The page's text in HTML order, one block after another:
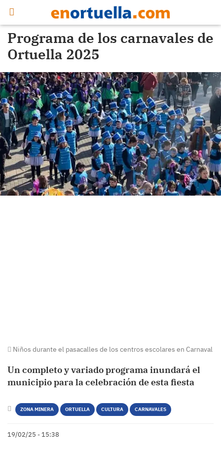
Programa de los carnavales de
Ortuella 2025
Niños durante el pasacalles de los centros escolares en Carnaval
Un completo y variado programa inundará el
municipio para la celebración de esta fiesta
ZONA MINERA ORTUELLA CULTURA CARNAVALES
19/02/25 - 15:38